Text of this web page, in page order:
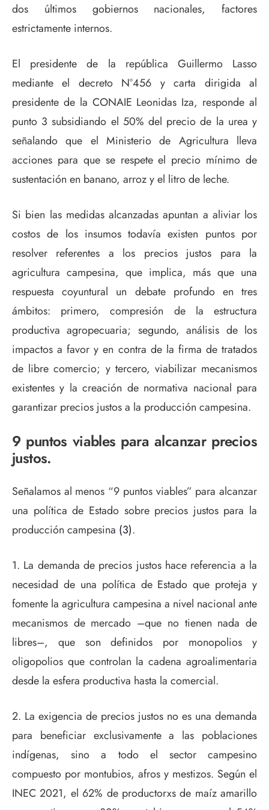
dos últimos gobiernos nacionales, factores
estrictamente internos.
El presidente de la república Guillermo Lasso
mediante el decreto N°456 y carta dirigida al
presidente de la CONAIE Leonidas Iza, responde al
punto 3 subsidiando el 50% del precio de la urea y
señalando que el Ministerio de Agricultura lleva
acciones para que se respete el precio mínimo de
sustentación en banano, arroz y el litro de leche.
Si bien las medidas alcanzadas apuntan a aliviar los
costos de los insumos todavía existen puntos por
resolver referentes a los precios justos para la
agricultura campesina, que implica, más que una
respuesta coyuntural un debate profundo en tres
ámbitos: primero, compresión de la estructura
productiva agropecuaria; segundo, análisis de los
impactos a favor y en contra de la firma de tratados
de libre comercio; y tercero, viabilizar mecanismos
existentes y la creación de normativa nacional para
garantizar precios justos a la producción campesina.
9 puntos viables para alcanzar precios
justos.
Señalamos al menos “9 puntos viables” para alcanzar
una política de Estado sobre precios justos para la
producción campesina (3).
1. La demanda de precios justos hace referencia a la
necesidad de una política de Estado que proteja y
fomente la agricultura campesina a nivel nacional ante
mecanismos de mercado –que no tienen nada de
libres–, que son definidos por monopolios y
oligopolios que controlan la cadena agroalimentaria
desde la esfera productiva hasta la comercial.
2. La exigencia de precios justos no es una demanda
para beneficiar exclusivamente a las poblaciones
indígenas, sino a todo el sector campesino
compuesto por montubios, afros y mestizos. Según el
INEC 2021, el 62% de productorxs de maíz amarillo